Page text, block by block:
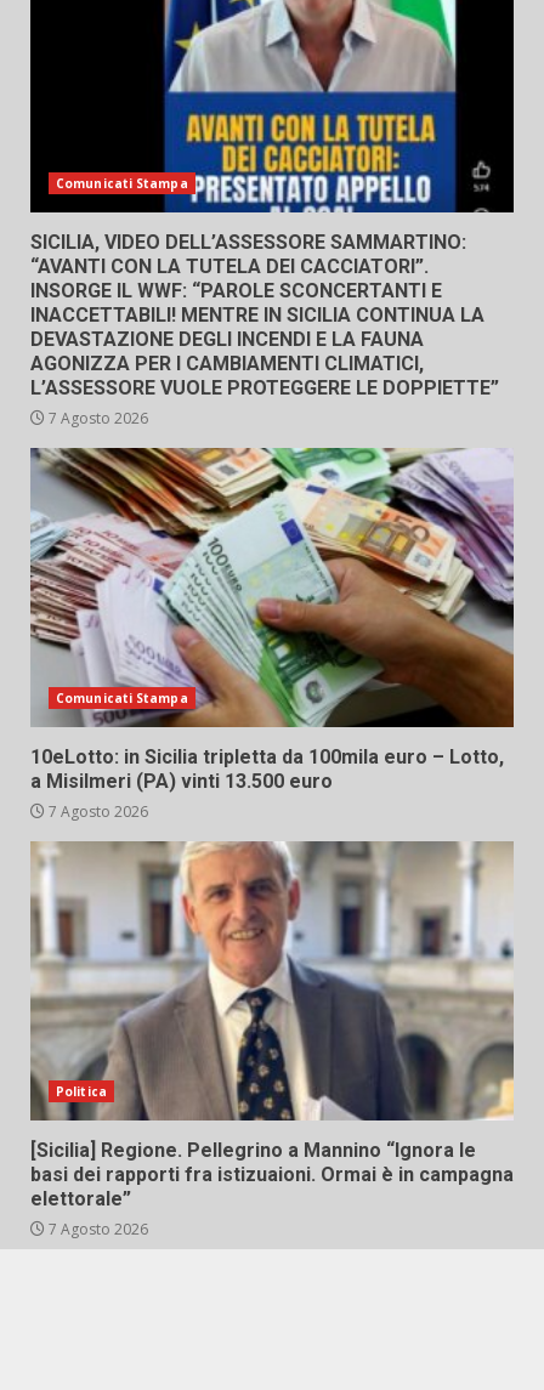
Comunicati Stampa
SICILIA, VIDEO DELL’ASSESSORE SAMMARTINO:
“AVANTI CON LA TUTELA DEI CACCIATORI”.
INSORGE IL WWF: “PAROLE SCONCERTANTI E
INACCETTABILI! MENTRE IN SICILIA CONTINUA LA
DEVASTAZIONE DEGLI INCENDI E LA FAUNA
AGONIZZA PER I CAMBIAMENTI CLIMATICI,
L’ASSESSORE VUOLE PROTEGGERE LE DOPPIETTE”
7 Agosto 2026
Comunicati Stampa
10eLotto: in Sicilia tripletta da 100mila euro – Lotto,
a Misilmeri (PA) vinti 13.500 euro
7 Agosto 2026
Politica
[Sicilia] Regione. Pellegrino a Mannino “Ignora le
basi dei rapporti fra istizuaioni. Ormai è in campagna
elettorale”
7 Agosto 2026